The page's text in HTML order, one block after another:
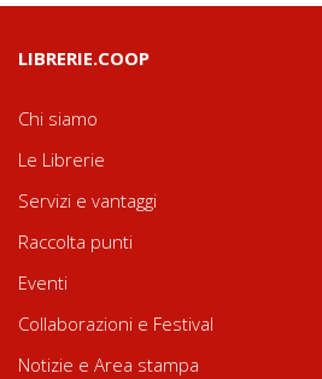
LIBRERIE.COOP
Chi siamo
Le Librerie
Servizi e vantaggi
Raccolta punti
Eventi
Collaborazioni e Festival
Notizie e Area stampa